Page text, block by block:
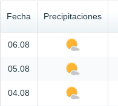
Fecha Precipitaciones
06.08
05.08
04.08